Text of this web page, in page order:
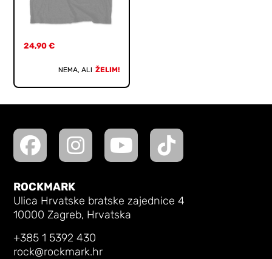
24,90€
NEMA, ALI ŽELIM!
ROCKMARK
Ulica Hrvatske bratske zajednice 4
10000 Zagreb, Hrvatska
+385 1 5392 430
rock@rockmark.hr